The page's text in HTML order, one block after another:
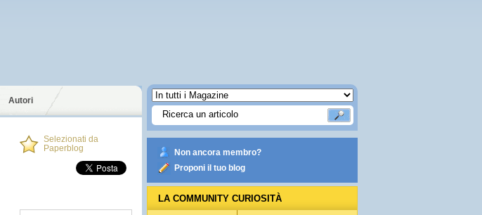
Autori
Selezionati da
Paperblog
Non ancora membro?
Proponi il tuo blog
LA COMMUNITY CURIOSITÀ